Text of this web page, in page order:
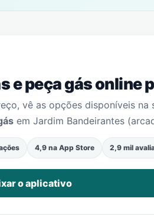
e peça gás online
vê as opções disponíveis
em Jardim Bandeirantes
4,9 na App Store 2,9 mil
o aplicativo